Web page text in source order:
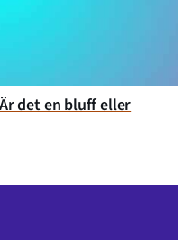
det en bluff eller